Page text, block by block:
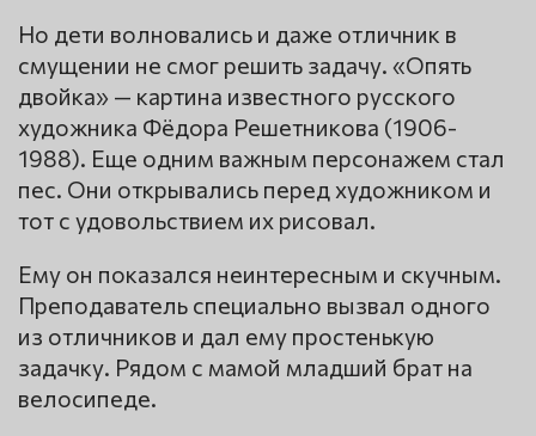
Но дети волновались и даже отличник в
смущении не смог решить задачу. «Опять
двойка» — картина известного русского
художника Фёдора Решетникова (1906-
1988). Еще одним важным персонажем стал
пес. Они открывались перед художником и
тот с удовольствием их рисовал.
Ему он показался неинтересным и скучным.
Преподаватель специально вызвал одного
из отличников и дал ему простенькую
задачку. Рядом с мамой младший брат на
велосипеде.